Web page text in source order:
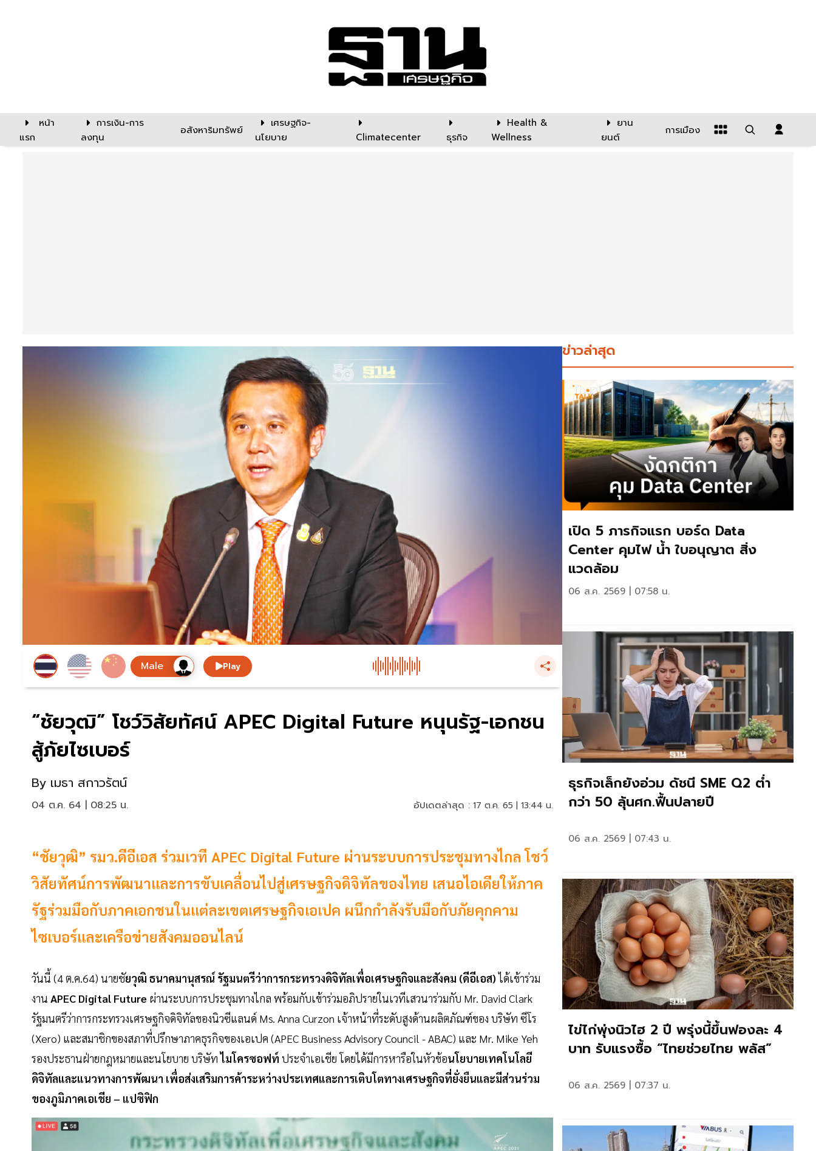
หน้า
แรก
การเงิน-การ
ลงทุน
อสังหาริมทรัพย์
เศรษฐกิจ-
นโยบาย
Climatecenter ธุรกิจ
Health &
Wellness
ยาน
ยนต์
การเมือง
Play
“ชัยวุฒิ” โชว์วิสัยทัศน์ APEC Digital Future หนุนรัฐ-เอกชน
สู้ภัยไซเบอร์
By เมธา สกาวรัตน์
04 ต.ค. 64 | 08:25 น. อัปเดตล่าสุด : 17 ต.ค. 65 | 13:44 น.
“ชัยวุฒิ” รมว.ดีอีเอส ร่วมเวที APEC Digital Future ผ่านระบบการประชุมทางไกล โชว์
วิสัยทัศน์การพัฒนาและการขับเคลื่อนไปสู่เศรษฐกิจดิจิทัลของไทย เสนอไอเดียให้ภาค
รัฐร่วมมือกับภาคเอกชนในแต่ละเขตเศรษฐกิจเอเปค ผนึกกำลังรับมือกับภัยคุกคาม
ไซเบอร์และเครือข่ายสังคมออนไลน์
วันนี้ (4 ต.ค.64) นายชัยวุฒิ ธนาคมานุสรณ์ รัฐมนตรีว่าการกระทรวงดิจิทัลเพื่อเศรษฐกิจและสังคม (ดีอีเอส)ได้เข้าร่วม
งาน APEC Digital Future ผ่านระบบการประชุมทางไกล พร้อมกับเข้าร่วมอภิปรายในเวทีเสวนาร่วมกับ Mr. David Clark
รัฐมนตรีว่าการกระทรวงเศรษฐกิจดิจิทัลของนิวซีแลนด์ Ms. Anna Curzon เจ้าหน้าที่ระดับสูงด้านผลิตภัณฑ์ของ บริษัท ซีโร
(Xero) และสมาชิกของสภาที่ปรึกษาภาคธุรกิจของเอเปค (APEC Business Advisory Council - ABAC) และ Mr. Mike Yeh
รองประธานฝ่ายกฎหมายและนโยบาย บริษัทไมโครซอฟท์ ประจำเอเชีย โดยได้มีการหารือในหัวข้อนโยบายเทคโนโลยี
ดิจิทัลและแนวทางการพัฒนา เพื่อส่งเสริมการค้าระหว่างประเทศและการเติบโตทางเศรษฐกิจที่ยั่งยืนและมีส่วนร่วม
ของภูมิภาคเอเชีย – แปซิฟิก
ข่าวล่าสุด
เปิด 5 ภารกิจแรก บอร์ด Data
Center คุมไฟ น้ำ ใบอนุญาต สิ่ง
แวดล้อม
06 ส.ค. 2569 | 07:58 น.
ธุรกิจเล็กยังอ่วม ดัชนี SME Q2 ต่ำ
กว่า 50 ลุ้นศก.ฟื้นปลายปี
06 ส.ค. 2569 | 07:43 น.
ไข่ไก่พุ่งนิวไฮ 2 ปี พรุ่งนี้ขึ้นฟองละ 4
บาท รับแรงซื้อ “ไทยช่วยไทย พลัส”
06 ส.ค. 2569 | 07:37 น.